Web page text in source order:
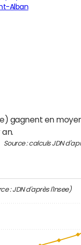
Alban
gagnent en
Source : calculs JDN
: JDN d'après l'Insee)